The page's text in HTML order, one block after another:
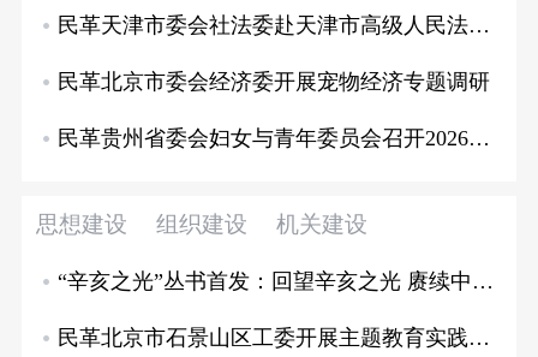
民革天津市委会社法委赴天津市高级人民法院开…
民革北京市委会经济委开展宠物经济专题调研
民革贵州省委会妇女与青年委员会召开2026…
思想建设 组织建设 机关建设
“辛亥之光”丛书首发：回望辛亥之光 赓续中山精神
民革北京市石景山区工委开展主题教育实践活动